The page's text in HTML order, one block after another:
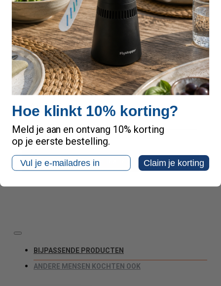
Note:HTML-code wordt niet vertaald!
Waardering:
Waardering:
Slecht Goed
VERDER
BIJPASSENDE PRODUCTEN
ANDERE MENSEN KOCHTEN OOK
Hoe klinkt 10% korting?
Meld je aan en ontvang 10% korting
op je eerste bestelling.
Email Claim je korting